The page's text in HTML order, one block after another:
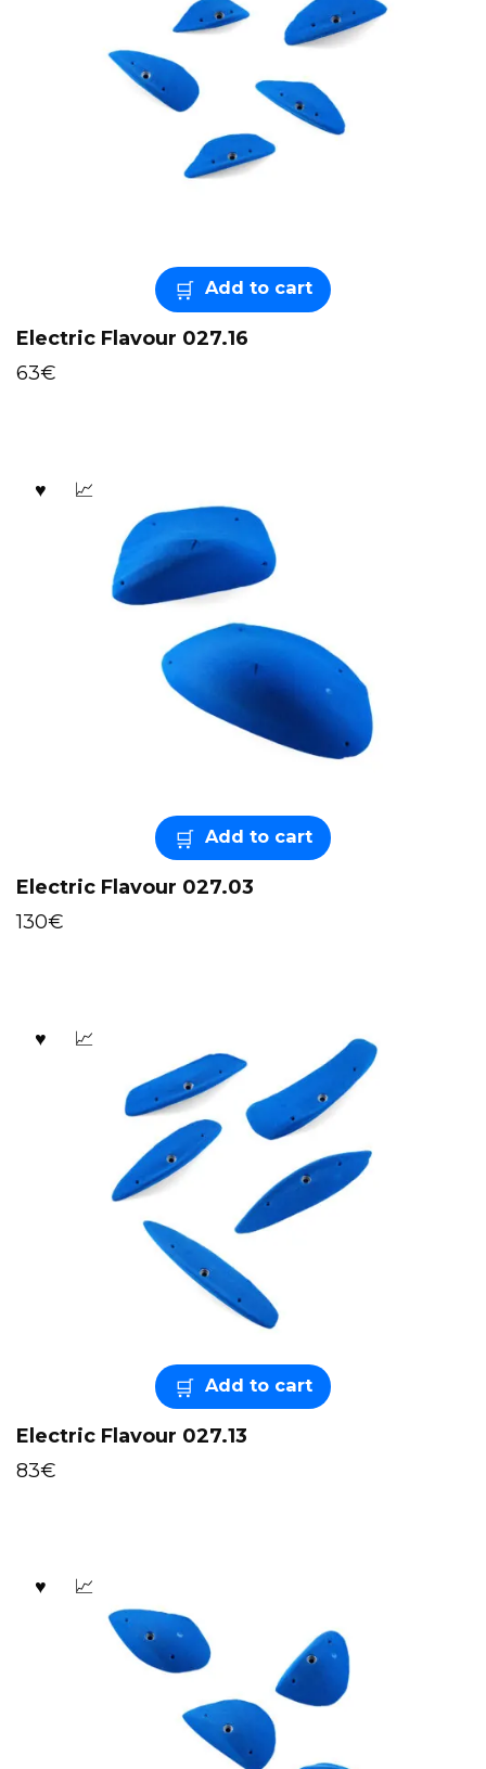
Add to cart
Electric Flavour 027.16
63€
Add to cart
Electric Flavour 027.03
130€
Add to cart
Electric Flavour 027.13
83€